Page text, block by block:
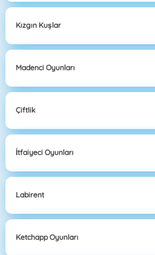
Kızgın Kuşlar
Madenci Oyunları
Çiftlik
İtfaiyeci Oyunları
Labirent
Ketchapp Oyunları